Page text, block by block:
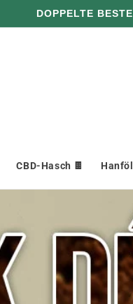
DOPPELTE
CBD-Hasch 🍫